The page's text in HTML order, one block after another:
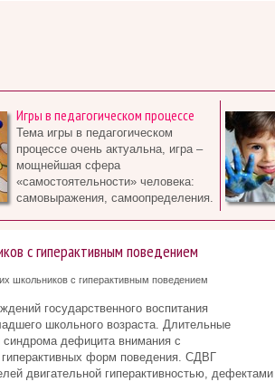
Игры в педагогическом процессе
Тема игры в педагогическом
процессе очень актуальна, игра –
мощнейшая сфера
«самостоятельности» человека:
самовыражения, самоопределения.
с гиперактивным поведением
школьников с гиперактивным поведением
государственного воспитания
школьного возраста. Длительные
синдрома дефицита внимания с
форм поведения. СДВГ
двигательной гиперактивностью, дефектами